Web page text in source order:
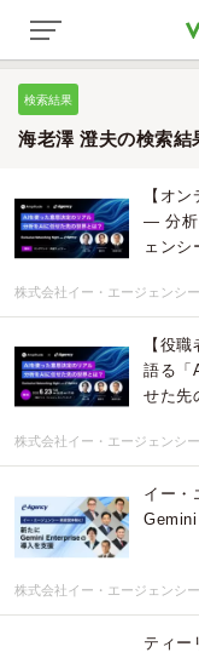
検索結果
海老澤 澄夫の検索結
【オ
— 分析
ェンシ
株式会社イー・エージェンシー
【役
語る「
せた先
株式会社イー・エージェンシー
イー・
株式会社イー・エージェンシー
ティー